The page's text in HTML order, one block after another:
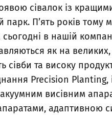
сівалок із
П’ять років тому
сьогодні в нашій
як на великих,
сівби та високу
Precision Planting,
висівним
адаптивною